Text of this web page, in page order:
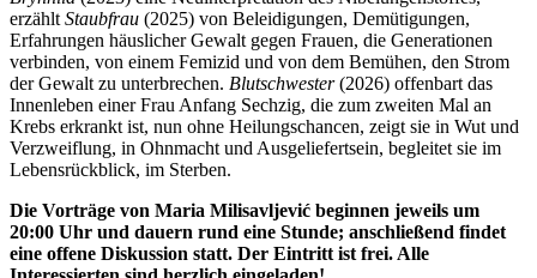
erzählt Staubfrau (2025) von Beleidigungen, Demütigungen,
Erfahrungen häuslicher Gewalt gegen Frauen, die Generationen
verbinden, von einem Femizid und von dem Bemühen, den Strom
der Gewalt zu unterbrechen. Blutschwester(2026) offenbart das
Innenleben einer Frau Anfang Sechzig, die zum zweiten Mal an
Krebs erkrankt ist, nun ohne Heilungschancen, zeigt sie in Wut und
Verzweiflung, in Ohnmacht und Ausgeliefertsein, begleitet sie im
Lebensrückblick, im Sterben.
Die Vorträge von Maria Milisavljević beginnen jeweils um
20:00 Uhr und dauern rund eine Stunde; anschließend findet
eine offene Diskussion statt. Der Eintritt ist frei. Alle